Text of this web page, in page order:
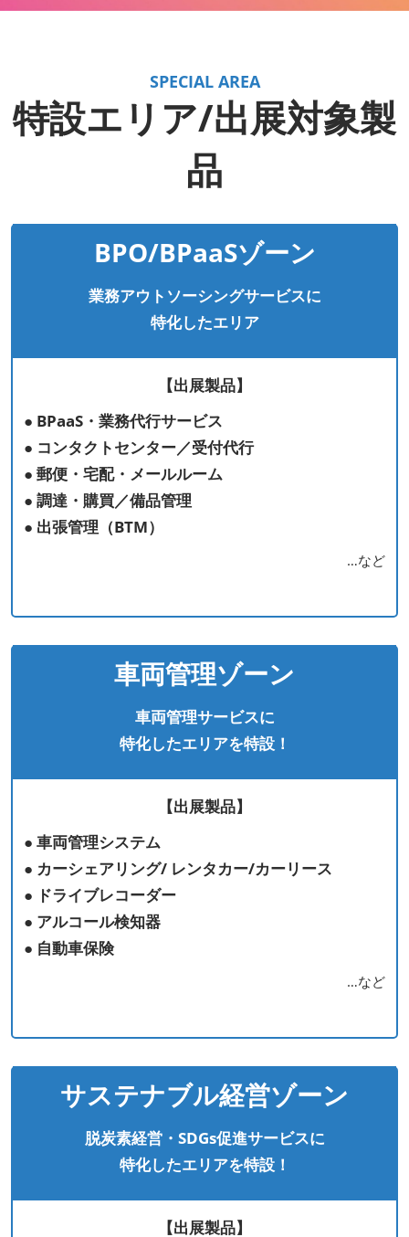
SPECIAL AREA
特設エリア/出展対象製
品
BPO/BPaaSゾーン
業務アウトソーシングサービスに
特化したエリア
【出展製品】
● BPaaS・業務代行サービス
● コンタクトセンター／受付代行
● 郵便・宅配・メールルーム
● 調達・購買／備品管理
● 出張管理（BTM）
…など
車両管理ゾーン
車両管理サービスに
特化したエリアを特設！
【出展製品】
● 車両管理システム
● カーシェアリング/ レンタカー/カーリース
● ドライブレコーダー
● アルコール検知器
● 自動車保険
…など
サステナブル経営ゾーン
脱炭素経営・SDGs促進サービスに
特化したエリアを特設！
【出展製品】